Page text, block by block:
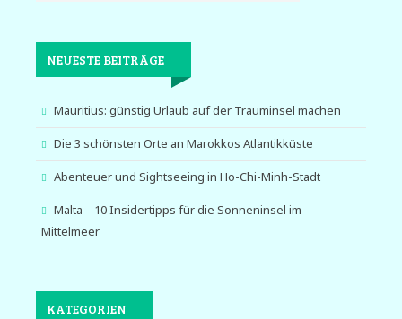
NEUESTE BEITRÄGE
Mauritius: günstig Urlaub auf der Trauminsel machen
Die 3 schönsten Orte an Marokkos Atlantikküste
Abenteuer und Sightseeing in Ho-Chi-Minh-Stadt
Malta – 10 Insidertipps für die Sonneninsel im
Mittelmeer
KATEGORIEN